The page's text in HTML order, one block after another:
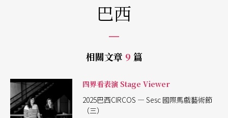
巴西
相關文章 9 篇
四界看表演 Stage Viewer
2025巴西CIRCOS — Sesc 國際馬戲藝術節
（三）